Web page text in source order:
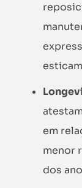
em
menor
dos